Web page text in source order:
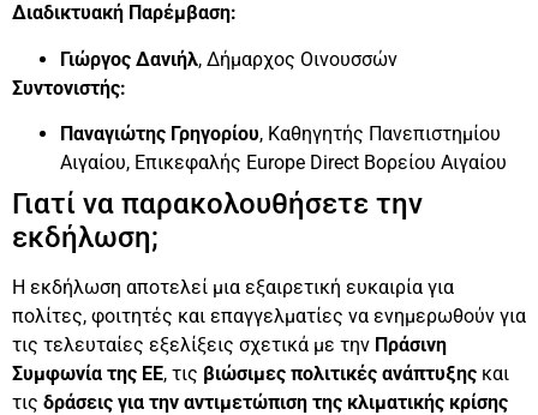
Διαδικτυακή Παρέμβαση:
Γιώργος Δανιήλ, Δήμαρχος Οινουσσών
Συντονιστής:
Παναγιώτης Γρηγορίου, Καθηγητής Πανεπιστημίου
Αιγαίου, Επικεφαλής Europe Direct Βορείου Αιγαίου
Γιατί να παρακολουθήσετε την
εκδήλωση;
Η εκδήλωση αποτελεί μια εξαιρετική ευκαιρία για
πολίτες, φοιτητές και επαγγελματίες να ενημερωθούν για
τις τελευταίες εξελίξεις σχετικά με την Πράσινη
Συμφωνία της ΕΕ, τις βιώσιμες πολιτικές ανάπτυξης και
τις δράσεις για την αντιμετώπιση της κλιματικής κρίσης